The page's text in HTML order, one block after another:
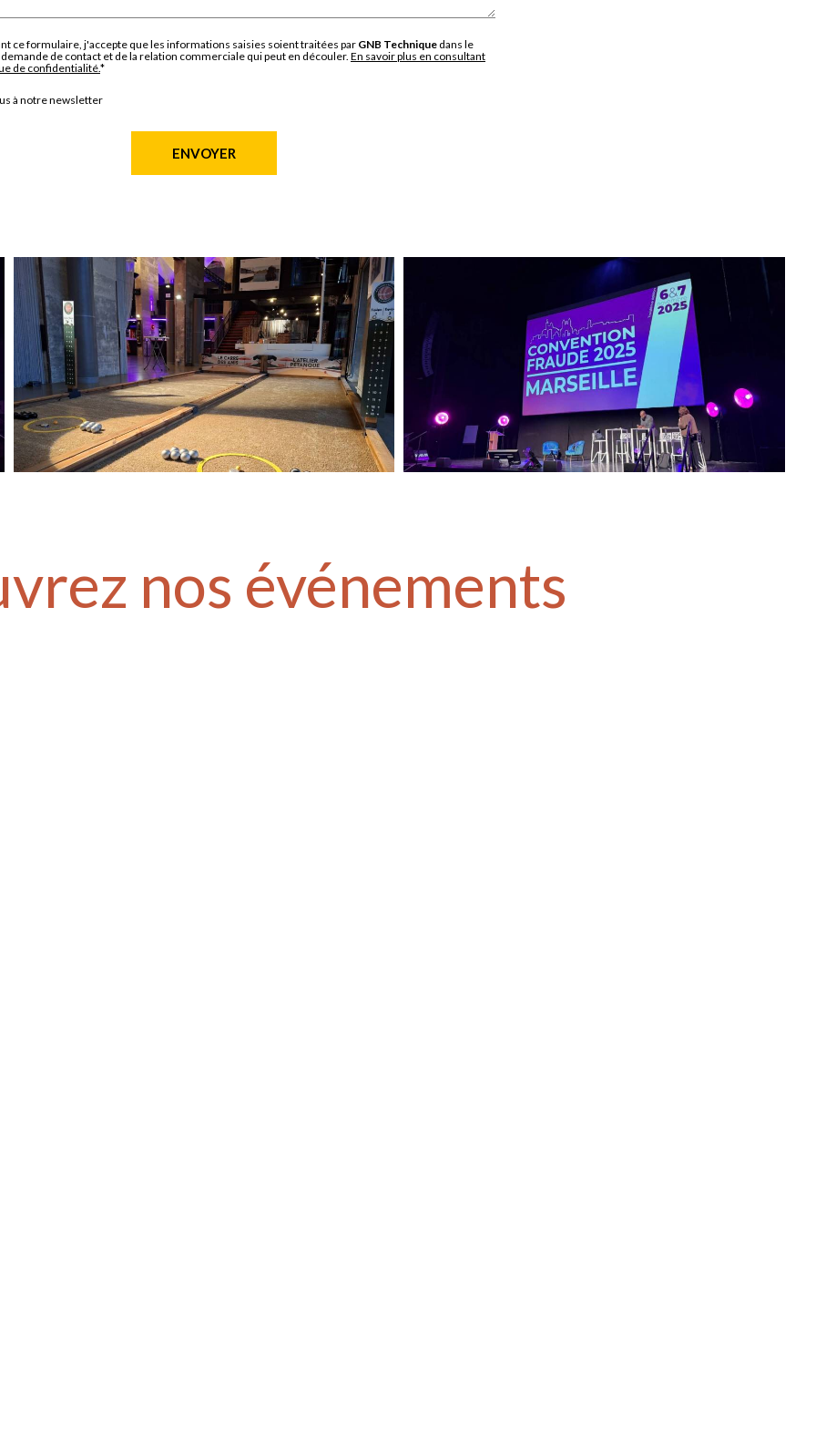
ce formulaire, j'accepte que les informations saisies soient traitées par GNB Technique dans le
de contact et de la relation commerciale qui peut en découler. En savoir plus en consultant
de confidentialité.*
à notre newsletter
nos événements